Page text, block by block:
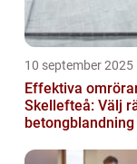
10 september 2025
Effektiva
Skellefteå: Välj
betongblandning